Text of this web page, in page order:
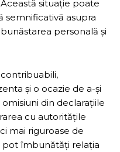
situație poate
semnificativă asupra
personală și
și o ocazie de a-și
din declarațiile
cu autoritățile
mai riguroase de
pot îmbunătăți relația